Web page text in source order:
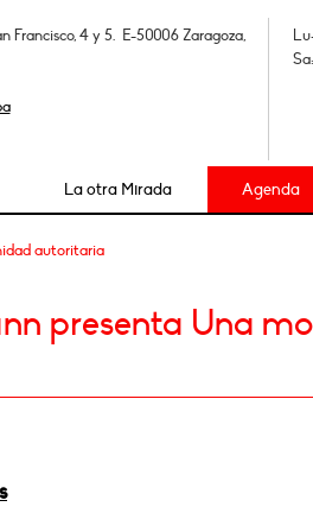
Francisco, 4 y 5. E-50006 Zaragoza,
La otra Mirada Agenda
autoritaria
presenta Una